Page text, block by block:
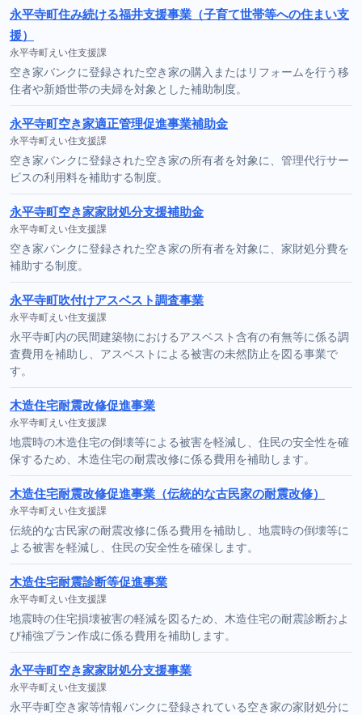
永平寺町住み続ける福井支援事業（子育て世帯等への住まい支
援）
永平寺町えい住支援課
空き家バンクに登録された空き家の購入またはリフォームを行う移
住者や新婚世帯の夫婦を対象とした補助制度。
永平寺町空き家適正管理促進事業補助金
永平寺町えい住支援課
空き家バンクに登録された空き家の所有者を対象に、管理代行サー
ビスの利用料を補助する制度。
永平寺町空き家家財処分支援補助金
永平寺町えい住支援課
空き家バンクに登録された空き家の所有者を対象に、家財処分費を
補助する制度。
永平寺町吹付けアスベスト調査事業
永平寺町えい住支援課
永平寺町内の民間建築物におけるアスベスト含有の有無等に係る調
査費用を補助し、アスベストによる被害の未然防止を図る事業で
す。
木造住宅耐震改修促進事業
永平寺町えい住支援課
地震時の木造住宅の倒壊等による被害を軽減し、住民の安全性を確
保するため、木造住宅の耐震改修に係る費用を補助します。
木造住宅耐震改修促進事業（伝統的な古民家の耐震改修）
永平寺町えい住支援課
伝統的な古民家の耐震改修に係る費用を補助し、地震時の倒壊等に
よる被害を軽減し、住民の安全性を確保します。
木造住宅耐震診断等促進事業
永平寺町えい住支援課
地震時の住宅損壊被害の軽減を図るため、木造住宅の耐震診断およ
び補強プラン作成に係る費用を補助します。
永平寺町空き家家財処分支援事業
永平寺町えい住支援課
永平寺町空き家等情報バンクに登録されている空き家の家財処分に